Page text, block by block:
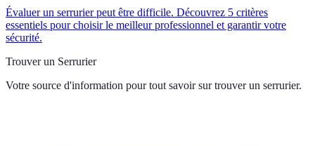
Évaluer un serrurier peut être difficile. Découvrez 5 critères
essentiels pour choisir le meilleur professionnel et garantir votre
sécurité.
Trouver un Serrurier
Votre source d'information pour tout savoir sur trouver un serrurier.